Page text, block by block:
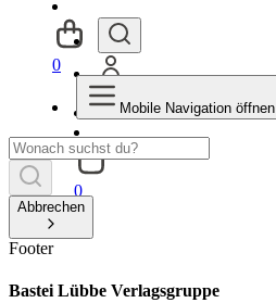
0
0
Mobile Navigation öffnen
Abbrechen
Footer
Bastei Lübbe Verlagsgruppe